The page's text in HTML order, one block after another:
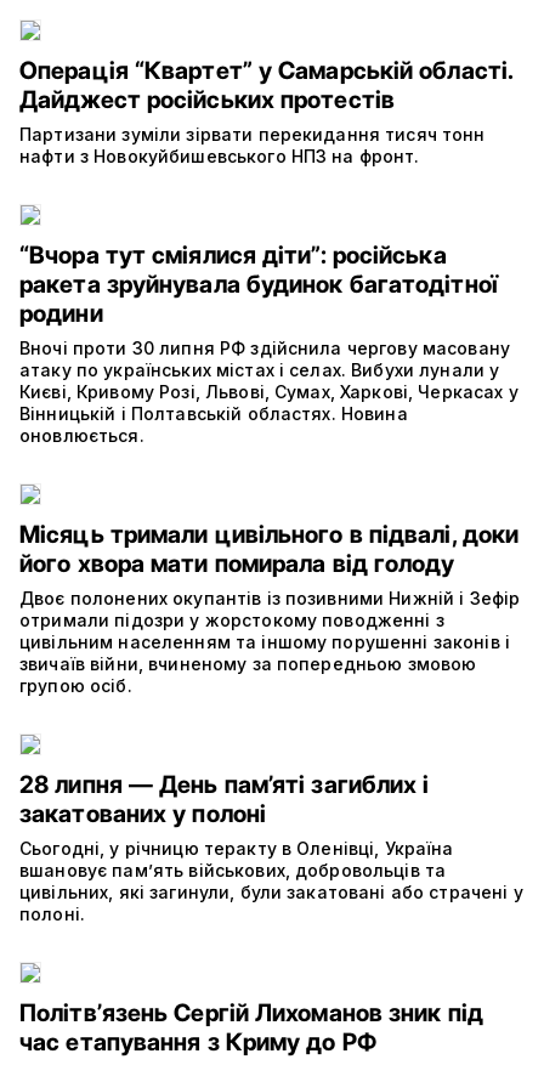
Операція “Квартет” у Самарській області.
Дайджест російських протестів
Партизани зуміли зірвати перекидання тисяч тонн
нафти з Новокуйбишевського НПЗ на фронт.
“Вчора тут сміялися діти”: російська
ракета зруйнувала будинок багатодітної
родини
Вночі проти 30 липня РФ здійснила чергову масовану
атаку по українських містах і селах. Вибухи лунали у
Києві, Кривому Розі, Львові, Сумах, Харкові, Черкасах у
Вінницькій і Полтавській областях. Новина
оновлюється.
Місяць тримали цивільного в підвалі, доки
його хвора мати помирала від голоду
Двоє полонених окупантів із позивними Нижній і Зефір
отримали підозри у жорстокому поводженні з
цивільним населенням та іншому порушенні законів і
звичаїв війни, вчиненому за попередньою змовою
групою осіб.
28 липня — День пам’яті загиблих і
закатованих у полоні
Сьогодні, у річницю теракту в Оленівці, Україна
вшановує пам’ять військових, добровольців та
цивільних, які загинули, були закатовані або страчені у
полоні.
Політвʼязень Сергій Лихоманов зник під
час етапування з Криму до РФ